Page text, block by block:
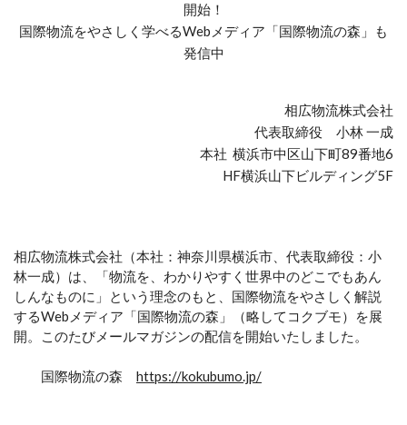
開始！
国際物流をやさしく学べるWebメディア「国際物流の森」も
発信中
相広物流株式会社
代表取締役 小林 一成
本社 横浜市中区山下町89番地6
HF横浜山下ビルディング5F
相広物流株式会社（本社：神奈川県横浜市、代表取締役：小
林一成）は、「物流を、わかりやすく世界中のどこでもあん
しんなものに」という理念のもと、国際物流をやさしく解説
するWebメディア「国際物流の森」（略してコクブモ）を展
開。このたびメールマガジンの配信を開始いたしました。
国際物流の森 https://kokubumo.jp/